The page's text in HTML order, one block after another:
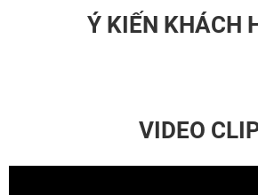
Ý KIẾN KHÁCH
VIDEO